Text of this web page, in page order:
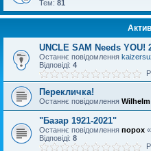
Тем: 81
UNCLE SAM Needs
Останнє повідомлення
Відповіді: 4
Перекличка!
Останнє повідомлення
"Базар 1921-2021"
Останнє повідомлення порох «
Відповіді: 8